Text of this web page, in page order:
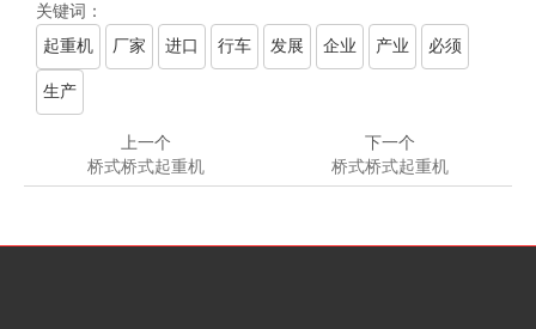
关键词：
起重机
厂家 进口 行车 发展 企业 产业 必须
生产
上一个
桥式桥式起重机
下一个
桥式桥式起重机